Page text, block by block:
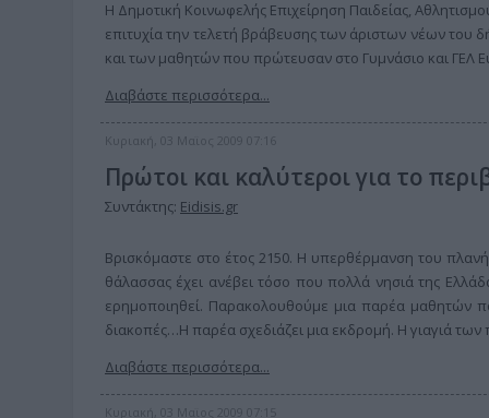
Η Δημοτική Κοινωφελής Επιχείρηση Παιδείας,
επιτυχία την τελετή βράβευσης των άριστων νέων
και των μαθητών που πρώτευσαν στο Γυμνάσιο και ΓΕΛ
Διαβάστε περισσότερα...
Κυριακή, 03 Μαϊος 2009 07:16
Πρώτοι και καλύτεροι για το
Συντάκτης: Eidisis.gr
Βρισκόμαστε στο έτος 2150. Η υπερθέρμανση του
θάλασσας έχει ανέβει τόσο που πολλά νησιά της
ερημοποιηθεί. Παρακολουθούμε μια παρέα μαθητών
διακοπές…Η παρέα σχεδιάζει μια εκδρομή. Η γιαγιά
Διαβάστε περισσότερα...
Κυριακή, 03 Μαϊος 2009 07:15